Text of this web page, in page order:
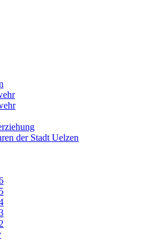
der Stadt Uelzen